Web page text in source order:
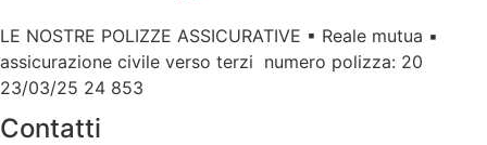
Contatti
LE NOSTRE POLIZZE ASSICURATIVE ▪ Reale mutua ▪
assicurazione civile verso terzi numero polizza: 20
23/03/25 24 853